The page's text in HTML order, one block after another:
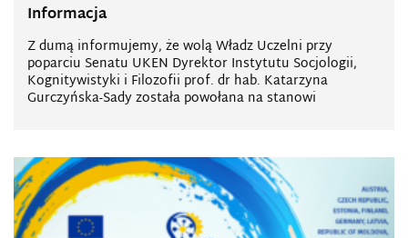
Informacja
Z dumą informujemy, że wolą Władz Uczelni przy
poparciu Senatu UKEN Dyrektor Instytutu Socjologii,
Kognitywistyki i Filozofii prof. dr hab. Katarzyna
Gurczyńska-Sady została powołana na stanowi